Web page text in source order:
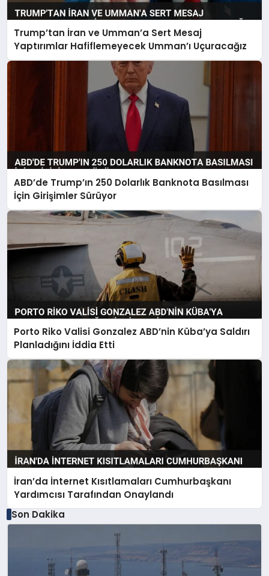
Trump’tan İran ve Umman’a Sert Mesaj
Yaptırımlar Hafiflemeyecek Umman’ı Uçuracağız
ABD’de Trump’ın 250 Dolarlık Banknota Basılması
İçin Girişimler Sürüyor
Porto Riko Valisi Gonzalez ABD’nin Küba’ya Saldırı
Planladığını İddia Etti
İran’da İnternet Kısıtlamaları Cumhurbaşkanı
Yardımcısı Tarafından Onaylandı
Son Dakika